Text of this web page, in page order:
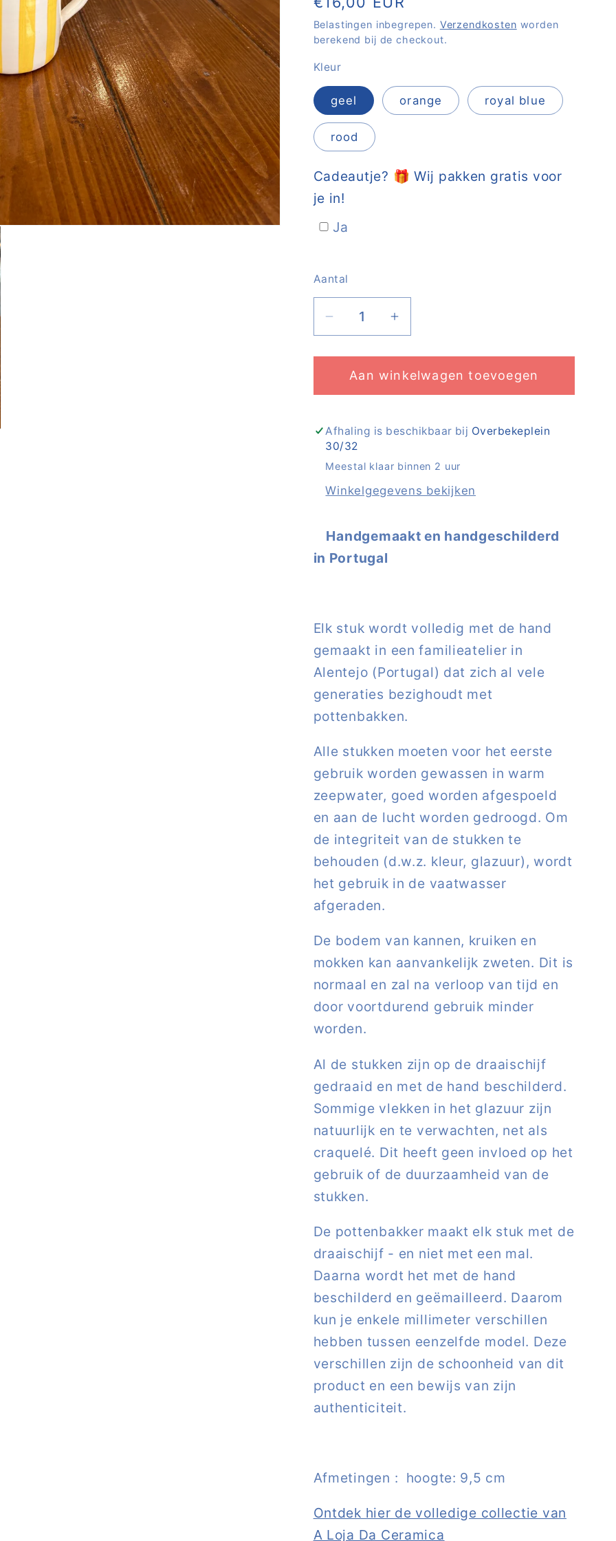
prijs
Belastingen inbegrepen. Verzendkosten worden
berekend bij de checkout.
Kleur
geel orange royal blue
rood
Cadeautje? 🎁 Wij pakken gratis voor
je in!
Ja
Aantal
Aantal
Aantal
verlagen
voor
Straight
Mug
thick
vertical
lines
|
Da
Ceramica
Aantal
verhogen
voor
Straight
Mug
thick
lines
|
Da
Aan winkelwagen toevoegen
Afhaling is beschikbaar bij Overbekeplein
30/32
Meestal klaar binnen 2 uur
Winkelgegevens bekijken
Handgemaakt en handgeschilderd
in Portugal
Elk stuk wordt volledig met de hand
gemaakt in een familieatelier in
Alentejo (Portugal) dat zich al vele
generaties bezighoudt met
pottenbakken.
Alle stukken moeten voor het eerste
gebruik worden gewassen in warm
zeepwater, goed worden afgespoeld
en aan de lucht worden gedroogd. Om
de integriteit van de stukken te
behouden (d.w.z. kleur, glazuur), wordt
het gebruik in de vaatwasser
afgeraden.
De bodem van kannen, kruiken en
mokken kan aanvankelijk zweten. Dit is
normaal en zal na verloop van tijd en
door voortdurend gebruik minder
worden.
Al de stukken zijn op de draaischijf
gedraaid en met de hand beschilderd.
Sommige vlekken in het glazuur zijn
natuurlijk en te verwachten, net als
craquelé. Dit heeft geen invloed op het
gebruik of de duurzaamheid van de
stukken.
De pottenbakker maakt elk stuk met de
draaischijf - en niet met een mal.
Daarna wordt het met de hand
beschilderd en geëmailleerd. Daarom
kun je enkele millimeter verschillen
hebben tussen eenzelfde model. Deze
verschillen zijn de schoonheid van dit
product en een bewijs van zijn
authenticiteit.
Afmetingen : hoogte: 9,5 cm
Ontdek hier de volledige collectie van
A Loja Da Ceramica